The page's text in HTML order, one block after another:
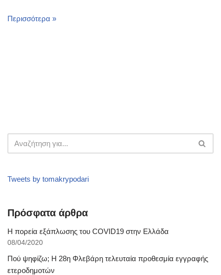
Περισσότερα »
Tweets by tomakrypodari
Πρόσφατα άρθρα
Η πορεία εξάπλωσης του COVID19 στην Ελλάδα
08/04/2020
Πού ψηφίζω; Η 28η Φλεβάρη τελευταία προθεσμία εγγραφής
ετεροδημοτών